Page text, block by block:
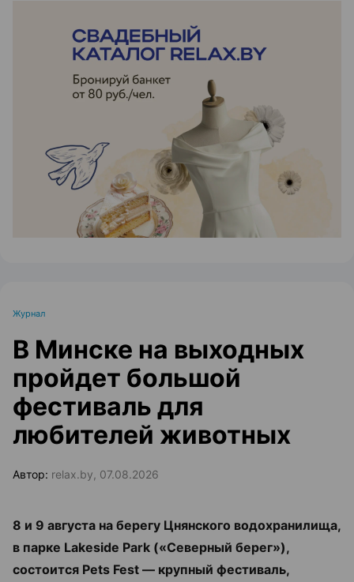
ЭФФЕКТИВНАЯ РЕКЛАМА НА САЙТЕ
Журнал
В Минске на выходных
пройдет большой
фестиваль для
любителей животных
Автор: relax.by, 07.08.2026
8 и 9 августа на берегу Цнянского водохранилища,
в парке Lakeside Park («Северный берег»),
состоится Pets Fest — крупный фестиваль,